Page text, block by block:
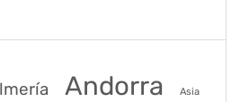
Andorra Asia